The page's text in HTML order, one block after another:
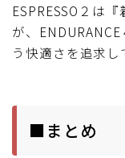
ESPRESSO２は
が、
う快適さを追求し
■まとめ